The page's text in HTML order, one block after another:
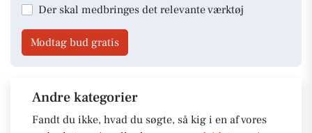
Der skal medbringes det relevante værktøj
Modtag bud gratis
Andre kategorier
Fandt du ikke, hvad du søgte, så kig i en af vores